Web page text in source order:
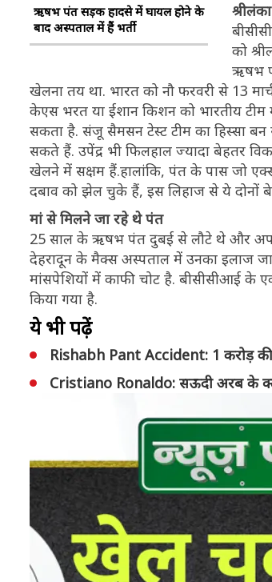
ऋषभ पंत सड़क हादसे में घायल होने के
बाद अस्पताल में हैं भर्ती
को
ऋषभ
खेलना तय था. भारत को नौ फरवरी से 13
केएस भरत या ईशान किशन को भारतीय
सकता है. संजू सैमसन टेस्ट टीम का हिस्सा
सकते हैं. उपेंद्र भी फिलहाल ज्यादा बेहतर
खेलने में सक्षम हैं.हालांकि, पंत के पास जो
दबाव को झेल चुके हैं, इस लिहाज से ये दोनों
मां से मिलने जा रहे थे पंत
25 साल के ऋषभ पंत दुबई से लौटे थे और
देहरादून के मैक्स अस्पताल में उनका इलाज
मांसपेशियों में काफी चोट है. बीसीसीआई
किया गया है.
ये भी पढ़ें
Rishabh Pant Accident: 1 करोड़
Cristiano Ronaldo: सऊदी अरब के